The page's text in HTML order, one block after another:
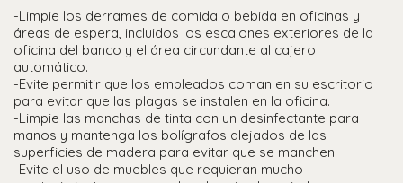
-Limpie los derrames de comida o bebida en oficinas y
áreas de espera, incluidos los escalones exteriores de la
oficina del banco y el área circundante al cajero
automático.
-Evite permitir que los empleados coman en su escritorio
para evitar que las plagas se instalen en la oficina.
-Limpie las manchas de tinta con un desinfectante para
manos y mantenga los bolígrafos alejados de las
superficies de madera para evitar que se manchen.
-Evite el uso de muebles que requieran mucho